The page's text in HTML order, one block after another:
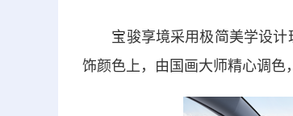
宝骏享境采用极简美学设计
饰颜色上，由国画大师精心调色